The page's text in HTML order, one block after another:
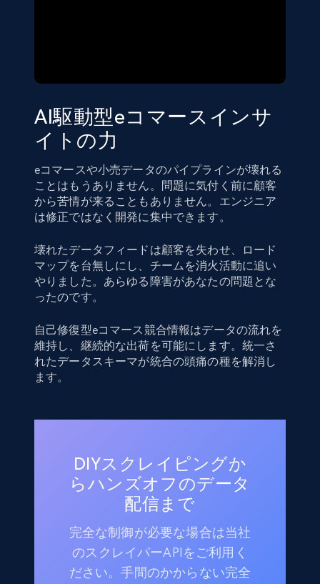
AI駆動型eコマースインサ
イトの力
eコマースや小売データのパイプラインが壊れる
ことはもうありません。問題に気付く前に顧客
から苦情が来ることもありません。エンジニア
は修正ではなく開発に集中できます。
壊れたデータフィードは顧客を失わせ、ロード
マップを台無しにし、チームを消火活動に追い
やりました。あらゆる障害があなたの問題とな
ったのです。
自己修復型eコマース競合情報はデータの流れを
維持し、継続的な出荷を可能にします。統一さ
れたデータスキーマが統合の頭痛の種を解消し
ます。
DIYスクレイピングか
らハンズオフのデータ
配信まで
完全な制御が必要な場合は当社
のスクレイパーAPIをご利用く
ださい。手間のかからない完全